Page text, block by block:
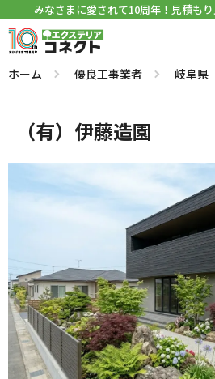
みなさまに愛されて10周年！見積もり
ホーム 優良工事業者 岐阜県
（有）伊藤造園